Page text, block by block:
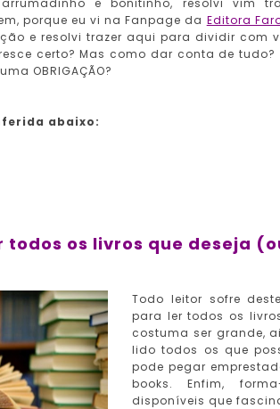
porque eu vi na Fanpage da Editora
e resolvi trazer aqui para dividir com
certo? Mas como dar conta de
OBRIGAÇÃO?
abaixo:
todos os livros que deseja
Todo leitor sofre
para ler todos os
costuma ser grande,
lido todos os que
pode pegar
books. Enfim,
disponíveis que